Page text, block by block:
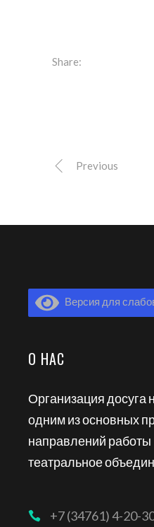
Share:
Previous
Версия для
О НАС
Организация досуга
одним из основных
направлений
театральное
+7 (34761) 4-20-